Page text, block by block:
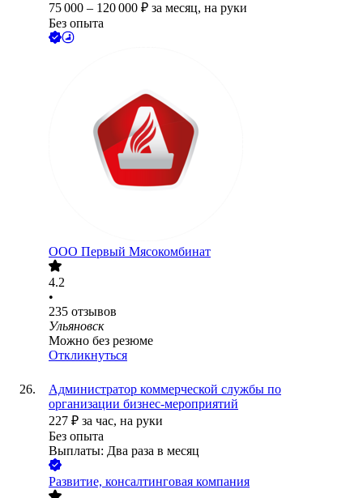
75 000 – 120 000 ₽ за месяц, на руки
Без опыта
ООО Первый Мясокомбинат
4.2
•
235 отзывов
Ульяновск
Можно без резюме
Откликнуться
Администратор коммерческой службы по
организации бизнес-мероприятий
227 ₽ за час, на руки
Без опыта
Выплаты: Два раза в месяц
Развитие, консалтинговая компания